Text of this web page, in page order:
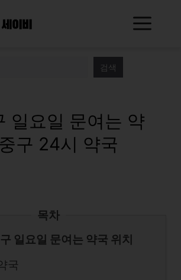
검색
일요일 문여는 약
구 24시 약국
목차
일요일 문여는 약국 위치
국